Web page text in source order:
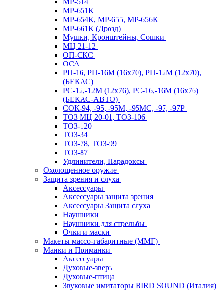
МР-514
МР-651К
МР-654К, МР-655, МР-656К
МР-661К (Дрозд)
Мушки, Кронштейны, Сошки
МЦ 21-12
ОП-СКС
ОСА
РП-16, РП-16М (16х70), РП-12М (12х70),
(БЕКАС)
РС-12,-12М (12х76), РС-16,-16М (16х76)
(БЕКАС-АВТО)
СОК-94, -95, -95М, -95МС, -97, -97Р
ТОЗ МЦ 20-01, ТОЗ-106
ТОЗ-120
ТОЗ-34
ТОЗ-78, ТОЗ-99
ТОЗ-87
Удлинители, Парадоксы
Охолощенное оружие
Защита зрения и слуха
Аксессуары
Аксессуары защита зрения
Аксессуары Защита слуха
Наушники
Наушники для стрельбы
Очки и маски
Макеты массо-габаритные (ММГ)
Манки и Приманки
Аксессуары
Духовые-зверь
Духовые-птица
Звуковые имитаторы BIRD SOUND (Италия)